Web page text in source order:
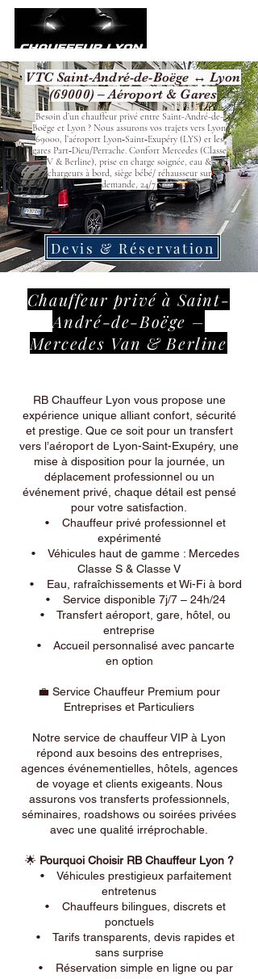
VTC Saint-André-de-Boëge ↔ Lyon
(69000) – Aéroport & Gares
Besoin d’un chauffeur privé entre Saint-André-de-
Boëge et Lyon ? Nous assurons vos trajets vers Lyon
69000, l’aéroport Lyon‑Saint‑Exupéry (LYS) et les
gares Part‑Dieu/Perrache. Confort Mercedes (Classe
V & Berline), prise en charge soignée, eau &
chargeurs à bord, siège bébé/ réhausseur sur
demande, 24/7.
Devis & Réservation
Chauffeur privé à Saint-
André-de-Boëge –
Mercedes Van & Berline
RB Chauffeur Lyon vous propose une
expérience unique alliant confort, sécurité
et prestige. Que ce soit pour un transfert
vers l’aéroport de Lyon-Saint-Exupéry, une
mise à disposition pour la journée, un
déplacement professionnel ou un
événement privé, chaque détail est pensé
pour votre satisfaction.
• Chauffeur privé professionnel et
expérimenté
• Véhicules haut de gamme : Mercedes
Classe S & Classe V
• Eau, rafraîchissements et Wi-Fi à bord
• Service disponible 7j/7 – 24h/24
• Transfert aéroport, gare, hôtel, ou
entreprise
• Accueil personnalisé avec pancarte
en option
💼 Service Chauffeur Premium pour
Entreprises et Particuliers
Notre service de chauffeur VIP à Lyon
répond aux besoins des entreprises,
agences événementielles, hôtels, agences
de voyage et clients exigeants. Nous
assurons vos transferts professionnels,
séminaires, roadshows ou soirées privées
avec une qualité irréprochable.
🌟 Pourquoi Choisir RB Chauffeur Lyon ?
• Véhicules prestigieux parfaitement
entretenus
• Chauffeurs bilingues, discrets et
ponctuels
• Tarifs transparents, devis rapides et
sans surprise
• Réservation simple en ligne ou par